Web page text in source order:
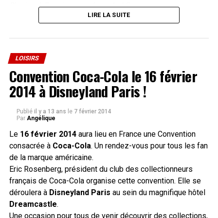
l’imaginaire à travers 5 quartiers emblématiques de la culture
geek et y vivront de nombreuses activités interactives
LITTLE TOKYO :Culture japonaise et mangas
culture japonaise et mangas Cosplay, concerts, masterclass de
dessin, karaoke et jeux musicaux, culture Asie, atelier de doublage
d’animes, dédicaces…
AVALON :Fantasy et artisanat
Attaque de château-fort à la catapulte, ateliers d’artisanat
Classique ! Connaissez vous le montant ?
C’est ainsi que nous avons été informés de cette opération lancée
par Monopoly France sur sa pagefacebook.
Un regret car cela ne récompensera pas les vrais fans de la
marque qui eux ont déjà leur boîte…
Nous vous invitons à découvrir la vidéo postée dans un 1er temps
sur le facebook officiel de Monopoly France :
LIRE LA SUITE
LOISIRS
Convention Coca-Cola le 16 février
2014 à Disneyland Paris !
Publié il y a 13 ans le 7 février 2014
Par Angélique
Le 16 février 2014aura lieu en France une Convention
consacrée à Coca-Cola. Un rendez-vous pour tous les fan
de la marque américaine.
Eric Rosenberg, président du club des collectionneurs
français de Coca-Cola organise cette convention. Elle se
déroulera à Disneyland Paris au sein du magnifique hôtel
Dreamcastle.
Une occasion pour tous de venir découvrir des collections,